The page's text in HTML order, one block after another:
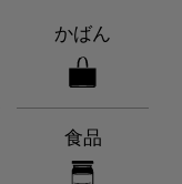
かばん
食品